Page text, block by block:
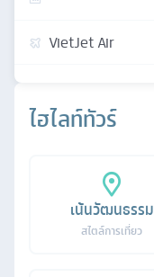
ไฮไลท์ทัวร์
เน้นวัฒนธรรม
สไตล์การเที่ยว
VietJet Air